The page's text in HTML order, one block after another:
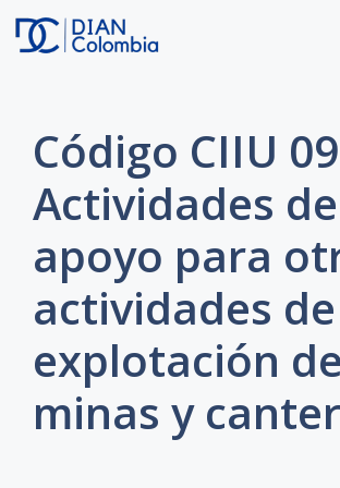
Saltar
Código CIIU
Actividades de
apoyo para
actividades de
explotación de
minas y